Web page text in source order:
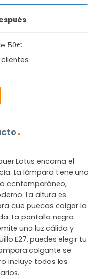
.
50€
Lotus encarna el
La lámpara tiene una
contemporáneo,
La altura es
que puedas colgar la
La pantalla negra
una luz cálida y
E27, puedes elegir tu
colgante se
incluye todos los